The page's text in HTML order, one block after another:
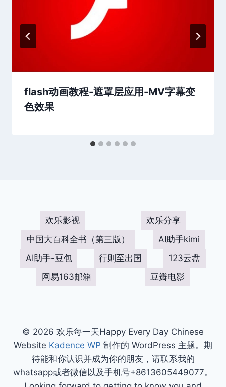
flash动画教程-遮罩层应用-MV字幕变
色效果
欢乐影视
欢乐分享
中国大百科全书（第三版）
AI助手kimi
AI助手-豆包
行则至出国
123云盘
网易163邮箱
豆瓣电影
© 2026 欢乐每一天Happy Every Day Chinese
Website Kadence WP 制作的 WordPress 主题。期
待能和你认识并成为你的朋友，请联系我的
whatsapp或者微信以及手机号+8613605449077。